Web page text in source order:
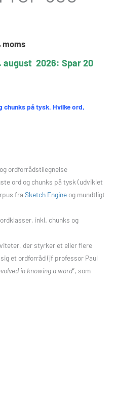
moms
august 2026: Spar 20
chunks på tysk. Hvilke ord,
ordforrådstilegnelse
ord og chunks på tysk (udviklet
fraSketch Engine og mundtligt
inkl. chunks og
der styrker et eller flere
et ordforråd (jf professor Paul
in knowing a word“, som